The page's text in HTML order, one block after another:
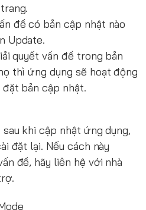
đề có bản cập nhật nào
Update.
quyết vấn đề trong bản
thì ứng dụng sẽ hoạt động
bản cập nhật.
khi cập nhật ứng dụng,
đặt lại. Nếu cách này
đề, hãy liên hệ với nhà